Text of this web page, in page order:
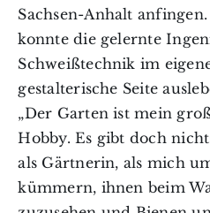
Sachsen-Anhalt
konnte die gelernte
Schweißtechnik im
gestalterische Seite
„Der Garten ist mein
Hobby. Es gibt doch
als Gärtnerin, als mich
kümmern, ihnen beim